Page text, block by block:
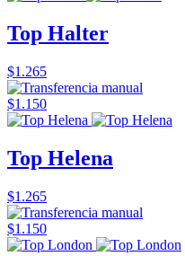
Top Halter
$1.265
$1.150
Top Helena
$1.265
$1.150